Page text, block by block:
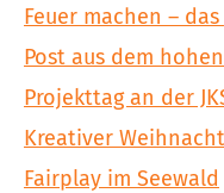
Feuer machen –
Post aus dem
Projekttag an der
Kreativer
Fairplay im Seewald